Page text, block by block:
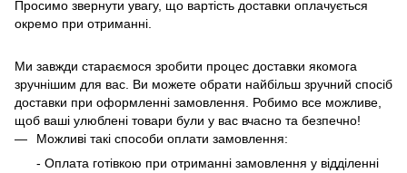
Просимо звернути увагу, що вартість доставки оплачується
окремо при отриманні.
Ми завжди стараємося зробити процес доставки якомога
зручнішим для вас. Ви можете обрати найбільш зручний спосіб
доставки при оформленні замовлення. Робимо все можливе,
щоб ваші улюблені товари були у вас вчасно та безпечно!
Можливі такі способи оплати замовлення:
- Оплата готівкою при отриманні замовлення у відділенні